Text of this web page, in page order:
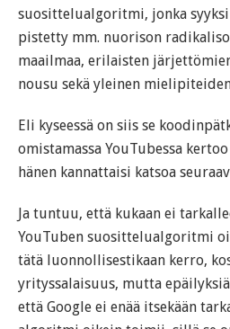
suosittelualgoritmi, jonka
pistetty mm. nuorison
maailmaa, erilaisten
nousu sekä yleinen
Eli kyseessä on siis se
omistamassa YouTubessa
hänen kannattaisi katsoa
Ja tuntuu, että kukaan ei
YouTuben suosittelualgoritmi
tätä luonnollisestikaan kerro,
yrityssalaisuus, mutta
että Google ei enää itsekään